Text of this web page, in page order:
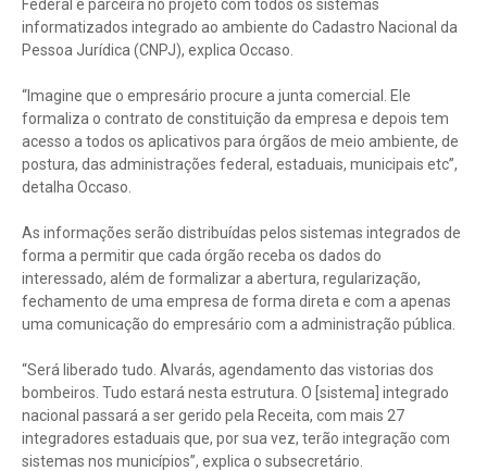
Federal é parceira no projeto com todos os sistemas
informatizados integrado ao ambiente do Cadastro Nacional da
Pessoa Jurídica (CNPJ), explica Occaso.
“Imagine que o empresário procure a junta comercial. Ele
formaliza o contrato de constituição da empresa e depois tem
acesso a todos os aplicativos para órgãos de meio ambiente, de
postura, das administrações federal, estaduais, municipais etc”,
detalha Occaso.
As informações serão distribuídas pelos sistemas integrados de
forma a permitir que cada órgão receba os dados do
interessado, além de formalizar a abertura, regularização,
fechamento de uma empresa de forma direta e com a apenas
uma comunicação do empresário com a administração pública.
“Será liberado tudo. Alvarás, agendamento das vistorias dos
bombeiros. Tudo estará nesta estrutura. O [sistema] integrado
nacional passará a ser gerido pela Receita, com mais 27
integradores estaduais que, por sua vez, terão integração com
sistemas nos municípios”, explica o subsecretário.